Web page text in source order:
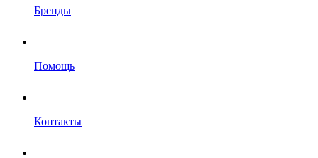
Бренды
Помощь
Контакты